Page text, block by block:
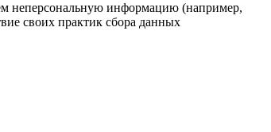
неперсональную информацию (например,
своих практик сбора данных